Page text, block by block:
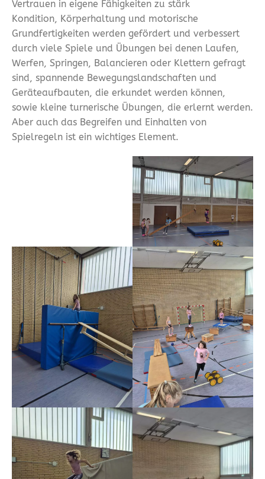
Vertrauen in eigene Fähigkeiten zu stärk
Kondition, Körperhaltung und motorische
Grundfertigkeiten werden gefördert und verbessert
durch viele Spiele und Übungen bei denen Laufen,
Werfen, Springen, Balancieren oder Klettern gefragt
sind, spannende Bewegungslandschaften und
Geräteaufbauten, die erkundet werden können,
sowie kleine turnerische Übungen, die erlernt werden.
Aber auch das Begreifen und Einhalten von
Spielregeln ist ein wichtiges Element.